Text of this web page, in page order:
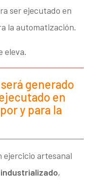
ser ejecutado en
la automatización.
eleva.
generado
en
y para la
ejercicio artesanal
industrializado,